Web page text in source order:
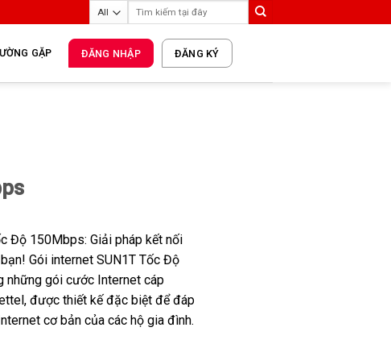
GẶP ĐĂNG NHẬP ĐĂNG KÝ
Độ 150Mbps: Giải pháp kết nối
Gói internet SUN1T Tốc Độ
gói cước Internet cáp
được thiết kế đặc biệt để đáp
cơ bản của các hộ gia đình.